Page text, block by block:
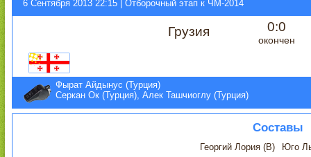
6 Сентября 2013 22:15 | Отборочный этап к ЧМ-2014
Грузия 0:0
окончен
Фырат Айдынус (Турция)
Серкан Ок (Турция), Алек Ташчиоглу (Турция)
Составы
Георгий Лория (В)
Юго